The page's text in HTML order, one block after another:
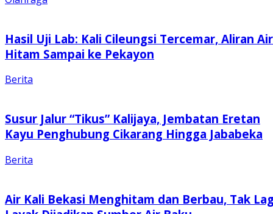
Hasil Uji Lab: Kali Cileungsi Tercemar, Aliran Air
Hitam Sampai ke Pekayon
Berita
Susur Jalur “Tikus” Kalijaya, Jembatan Eretan
Kayu Penghubung Cikarang Hingga Jababeka
Berita
Air Kali Bekasi Menghitam dan Berbau, Tak